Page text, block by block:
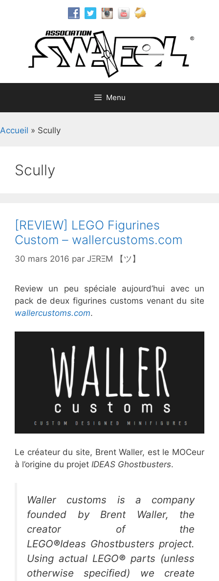
Menu
Accueil » Scully
Scully
[REVIEW] LEGO Figurines
Custom – wallercustoms.com
30 mars 2016 par JΞRΞM 【ツ】
Review un peu spéciale aujourd’hui avec un
pack de deux figurines customs venant du site
wallercustoms.com.
Le créateur du site, Brent Waller, est le MOCeur
à l’origine du projet IDEAS Ghostbusters.
Waller customs is a company
founded by Brent Waller, the
creator of the
LEGO®Ideas Ghostbusters project.
Using actual LEGO® parts (unless
otherwise specified) we create